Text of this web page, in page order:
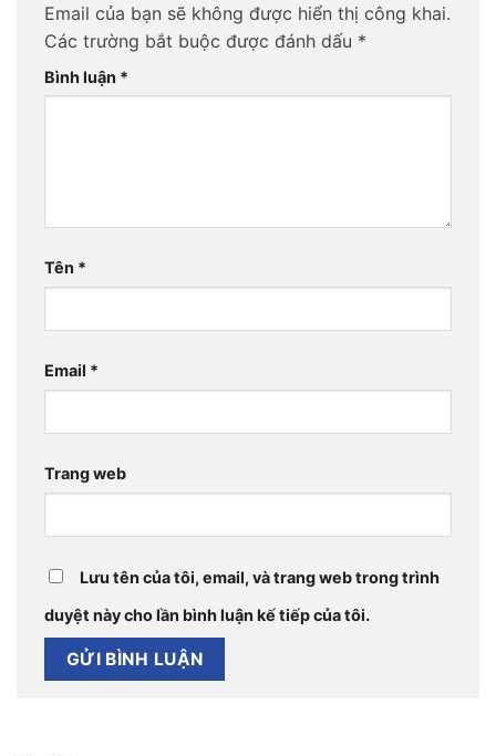
Email của bạn sẽ không được hiển thị công khai.
Các trường bắt buộc được đánh dấu *
Bình luận *
Tên *
Email *
Trang web
Lưu tên của tôi, email, và trang web trong trình
duyệt này cho lần bình luận kế tiếp của tôi.